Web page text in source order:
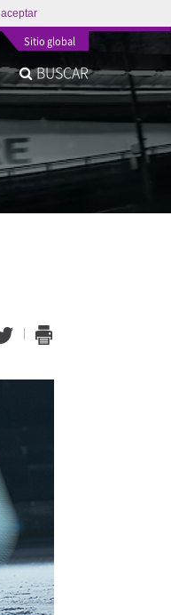
aceptar
Sitio global
BUSCAR